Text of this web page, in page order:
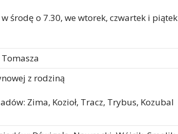
środę o 7.30, we wtorek, czwartek i piątek
Tomasza
z rodziną
Zima, Kozioł, Tracz, Trybus, Kozubal